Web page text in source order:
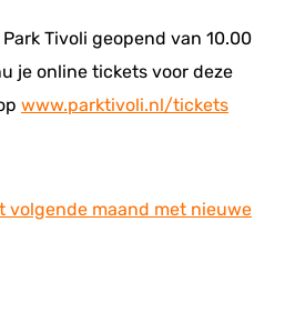
Tivoli geopend van 10.00
je online tickets voor deze
www.parktivoli.nl/tickets
volgende maand met nieuwe